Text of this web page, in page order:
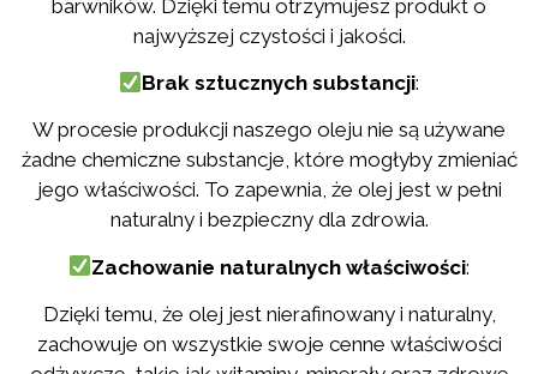
barwników. Dzięki temu otrzymujesz produkt o
najwyższej czystości i jakości.
Brak sztucznych substancji:
W procesie produkcji naszego oleju nie są używane
żadne chemiczne substancje, które mogłyby zmieniać
jego właściwości. To zapewnia, że olej jest w pełni
naturalny i bezpieczny dla zdrowia.
Zachowanie naturalnych właściwości:
Dzięki temu, że olej jest nierafinowany i naturalny,
zachowuje on wszystkie swoje cenne właściwości